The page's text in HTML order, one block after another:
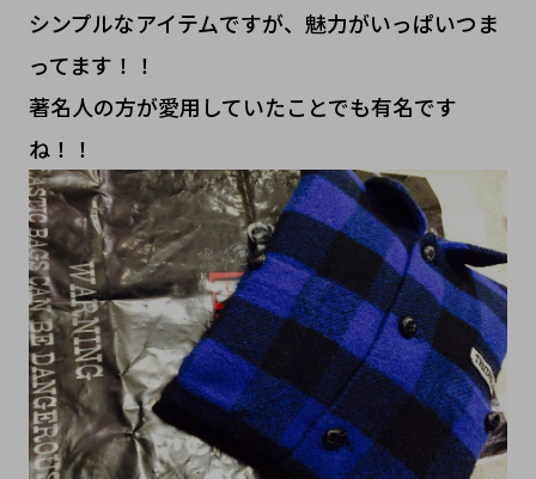
シンプルなアイテムですが、魅力がいっぱいつま
ってます！！
著名人の方が愛用していたことでも有名です
ね！！